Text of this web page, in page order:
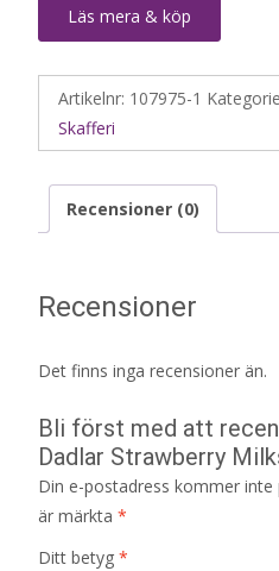
Läs mera & köp
Artikelnr: 107975-1
Skafferi
Recensioner (0)
Recensioner
Det finns inga recensioner än.
Bli först med att
Dadlar Strawberry
Din e-postadress kommer inte
är märkta *
Ditt betyg *